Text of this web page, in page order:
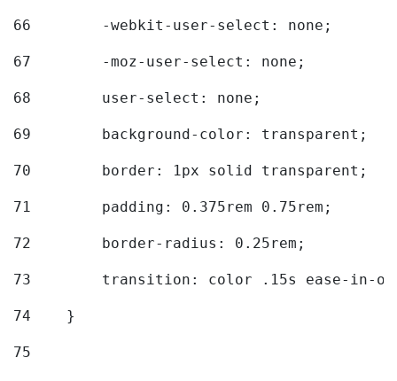
66
        -webkit-user-select: none;
67
        -moz-user-select: none;
68
        user-select: none;
69
        background-color: transparent;
70
        border: 1px solid transparent;
71
        padding: 0.375rem 0.75rem;
72
        border-radius: 0.25rem;
73
transition: color .15s ease-in-
74
    }
75